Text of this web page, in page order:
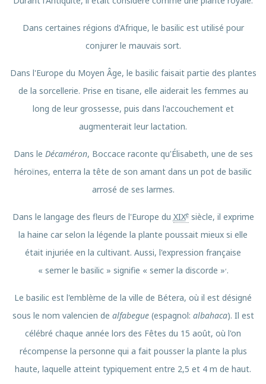
Dans certaines régions d'Afrique, le basilic est utilisé pour
conjurer le mauvais sort.
Dans l'Europe du Moyen Âge, le basilic faisait partie des plantes
de la sorcellerie. Prise en tisane, elle aiderait les femmes au
long de leur grossesse, puis dans l'accouchement et
augmenterait leur lactation.
Dans le Décaméron, Boccace raconte qu'Élisabeth, une de ses
héroïnes, enterra la tête de son amant dans un pot de basilic
arrosé de ses larmes.
Dans le langage des fleurs de l'Europe du XIXesiècle, il exprime
la haine car selon la légende la plante poussait mieux si elle
était injuriée en la cultivant. Aussi, l'expression française
« semer le basilic » signifie « semer la discorde »,.
Le basilic est l'emblème de la ville de Bétera, où il est désigné
sous le nom valencien de alfabegue(espagnol: albahaca). Il est
célébré chaque année lors des Fêtes du 15 août, où l'on
récompense la personne qui a fait pousser la plante la plus
haute, laquelle atteint typiquement entre 2,5 et 4 m de haut.